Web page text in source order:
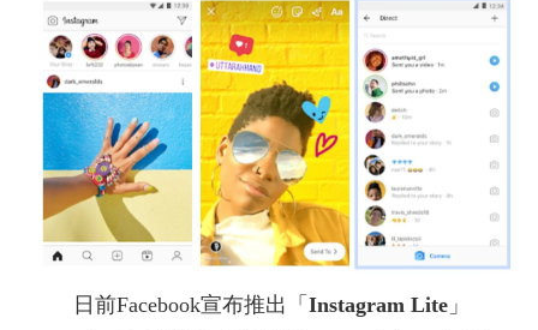
日前Facebook宣布推出「 Instagram Lite 」